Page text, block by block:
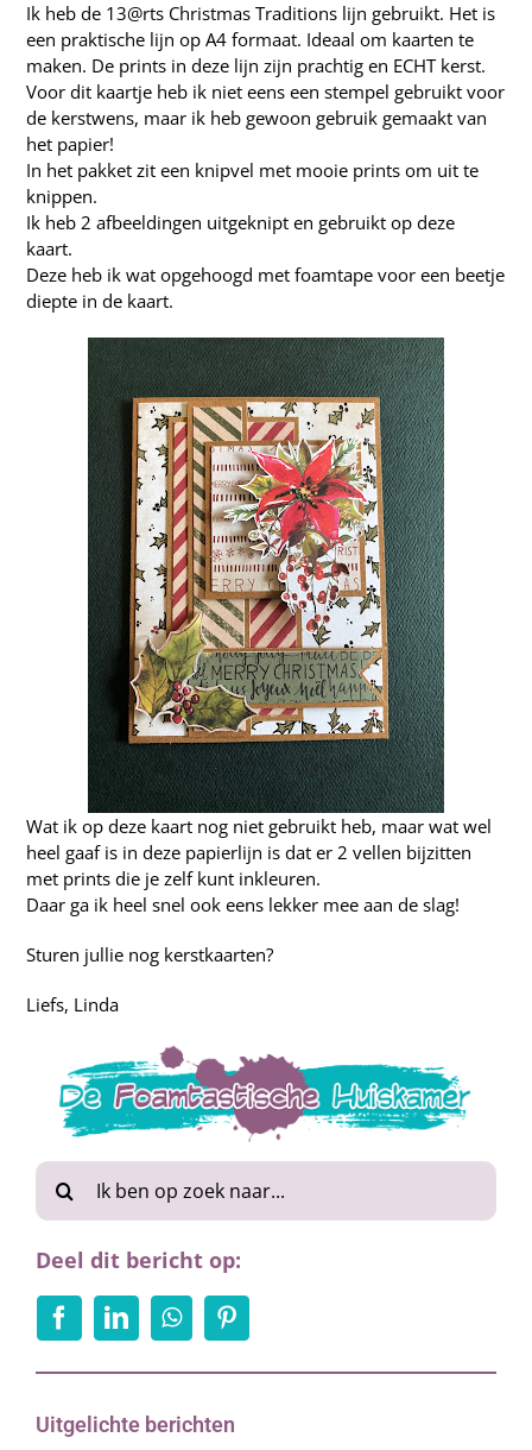
Ik heb de 13@rts Christmas Traditions lijn gebruikt. Het is
een praktische lijn op A4 formaat. Ideaal om kaarten te
maken. De prints in deze lijn zijn prachtig en ECHT kerst.
Voor dit kaartje heb ik niet eens een stempel gebruikt voor
de kerstwens, maar ik heb gewoon gebruik gemaakt van
het papier!
In het pakket zit een knipvel met mooie prints om uit te
knippen.
Ik heb 2 afbeeldingen uitgeknipt en gebruikt op deze
kaart.
Deze heb ik wat opgehoogd met foamtape voor een beetje
diepte in de kaart.
Wat ik op deze kaart nog niet gebruikt heb, maar wat wel
heel gaaf is in deze papierlijn is dat er 2 vellen bijzitten
met prints die je zelf kunt inkleuren.
Daar ga ik heel snel ook eens lekker mee aan de slag!
Sturen jullie nog kerstkaarten?
Liefs, Linda
Zoeken
naar:
Deel dit bericht op:
Uitgelichte berichten